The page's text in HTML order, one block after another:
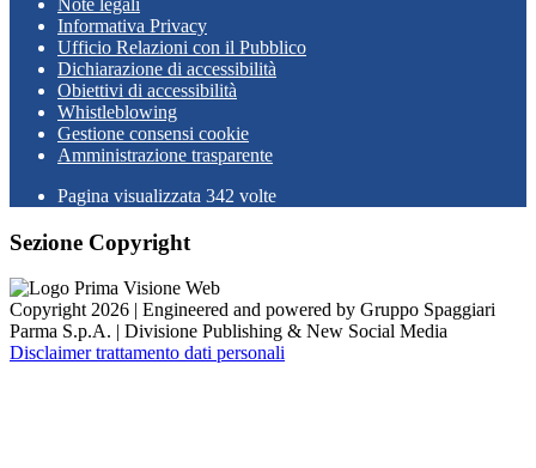
Note legali
Informativa Privacy
Ufficio Relazioni con il Pubblico
Dichiarazione di accessibilità
Obiettivi di accessibilità
Whistleblowing
Gestione consensi cookie
Amministrazione trasparente
Pagina visualizzata 342 volte
Sezione Copyright
Copyright 2026 | Engineered and powered by Gruppo Spaggiari
Parma S.p.A. | Divisione Publishing & New Social Media
Disclaimer trattamento dati personali